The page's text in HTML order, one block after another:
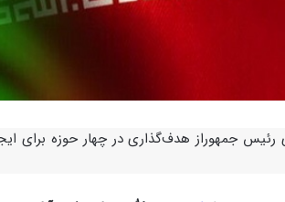
رئیس جمهوراز هدف‌گذاری در چهار حوزه برای